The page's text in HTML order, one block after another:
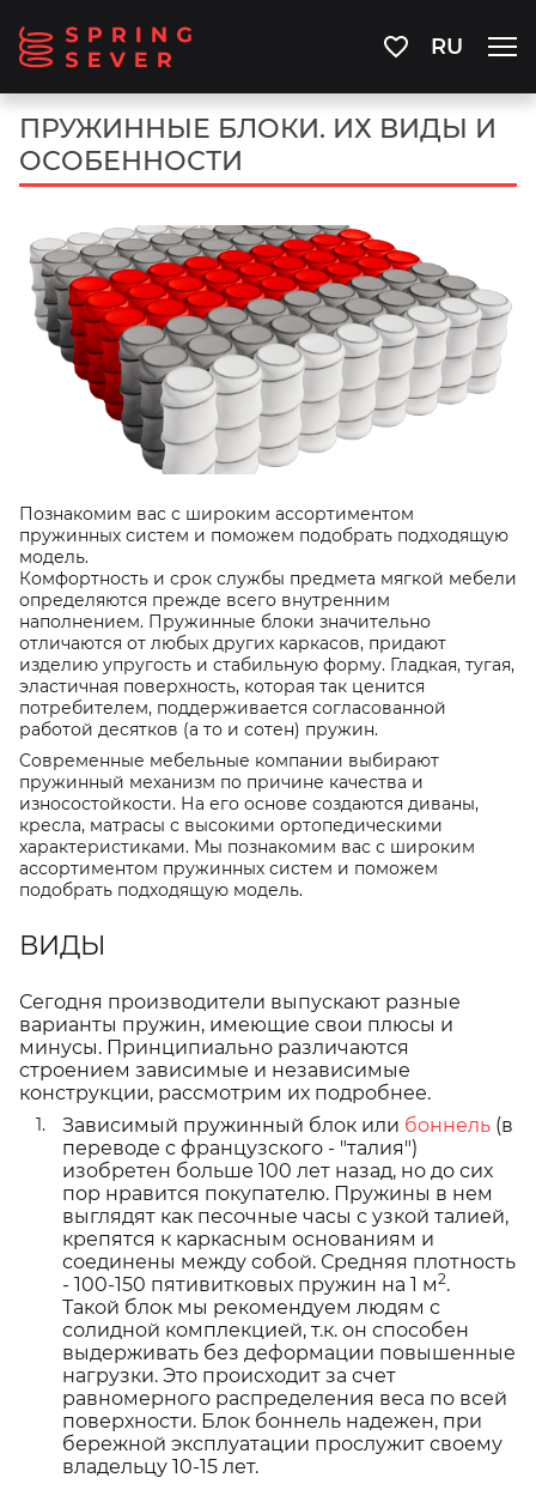
RU
ПРУЖИННЫЕ БЛОКИ. ИХ ВИДЫ И
ОСОБЕННОСТИ
Познакомим вас с широким ассортиментом
пружинных систем и поможем подобрать подходящую
модель.
Комфортность и срок службы предмета мягкой мебели
определяются прежде всего внутренним
наполнением. Пружинные блоки значительно
отличаются от любых других каркасов, придают
изделию упругость и стабильную форму. Гладкая, тугая,
эластичная поверхность, которая так ценится
потребителем, поддерживается согласованной
работой десятков (а то и сотен) пружин.
Современные мебельные компании выбирают
пружинный механизм по причине качества и
износостойкости. На его основе создаются диваны,
кресла, матрасы с высокими ортопедическими
характеристиками. Мы познакомим вас с широким
ассортиментом пружинных систем и поможем
подобрать подходящую модель.
ВИДЫ
Сегодня производители выпускают разные
варианты пружин, имеющие свои плюсы и
минусы. Принципиально различаются
строением зависимые и независимые
конструкции, рассмотрим их подробнее.
Зависимый пружинный блок или боннель (в
переводе с французского - "талия")
изобретен больше 100 лет назад, но до сих
пор нравится покупателю. Пружины в нем
выглядят как песочные часы с узкой талией,
крепятся к каркасным основаниям и
соединены между собой. Средняя плотность
- 100-150 пятивитковых пружин на 1 м2.
Такой блок мы рекомендуем людям с
солидной комплекцией, т.к. он способен
выдерживать без деформации повышенные
нагрузки. Это происходит за счет
равномерного распределения веса по всей
поверхности. Блок боннель надежен, при
бережной эксплуатации прослужит своему
владельцу 10-15 лет.